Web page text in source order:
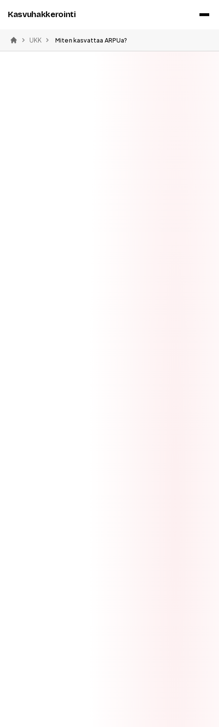
Kasvuhakkerointi
Etusivu
UKK Miten kasvattaa ARPUa?